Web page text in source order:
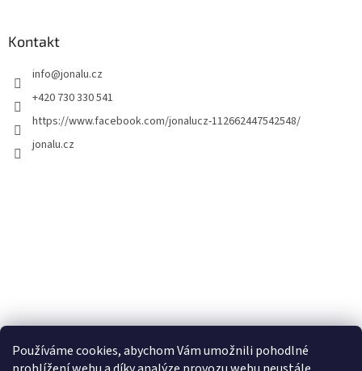
Používáme cookies, abychom Vám umožnili pohodlné
Kontakt
info@jonalu.cz
+420 730 330 541
https://www.facebook.com/jonalucz-112662447542548/
jonalu.cz